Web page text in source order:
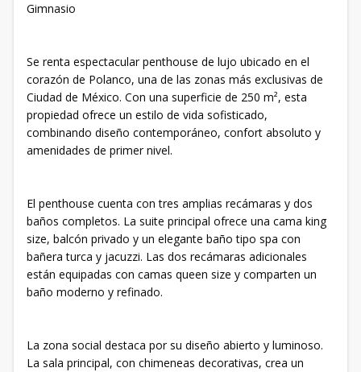
Gimnasio
Se renta espectacular penthouse de lujo ubicado en el
corazón de Polanco, una de las zonas más exclusivas de
Ciudad de México. Con una superficie de 250 m², esta
propiedad ofrece un estilo de vida sofisticado,
combinando diseño contemporáneo, confort absoluto y
amenidades de primer nivel.
El penthouse cuenta con tres amplias recámaras y dos
baños completos. La suite principal ofrece una cama king
size, balcón privado y un elegante baño tipo spa con
bañera turca y jacuzzi. Las dos recámaras adicionales
están equipadas con camas queen size y comparten un
baño moderno y refinado.
La zona social destaca por su diseño abierto y luminoso.
La sala principal, con chimeneas decorativas, crea un